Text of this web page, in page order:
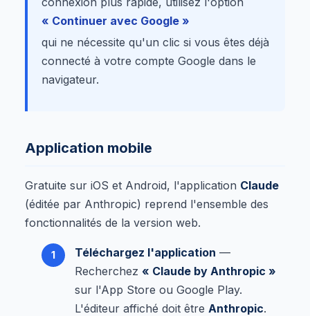
« Continuer avec Google »
qui ne nécessite qu'un clic si vous êtes déjà
connecté à votre compte Google dans le
navigateur.
Application mobile
Gratuite sur iOS et Android, l'application Claude
(éditée par Anthropic) reprend l'ensemble des
fonctionnalités de la version web.
Téléchargez l'application —
Recherchez « Claude by Anthropic »
sur l'App Store ou Google Play.
L'éditeur affiché doit être Anthropic.